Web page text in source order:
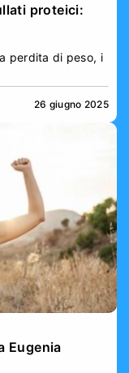
proteici:
perdita di peso, i
26 giugno 2025
Eugenia